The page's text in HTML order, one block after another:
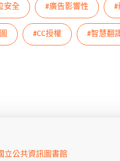
安全 #廣告影響性 #
#CC授權 #智慧翻
立公共資訊圖書館